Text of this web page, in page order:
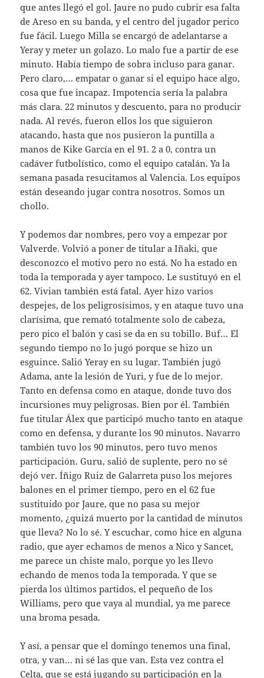
que antes llegó el gol. Jaure no pudo cubrir esa falta
de Areso en su banda, y el centro del jugador perico
fue fácil. Luego Milla se encargó de adelantarse a
Yeray y meter un golazo. Lo malo fue a partir de ese
minuto. Había tiempo de sobra incluso para ganar.
Pero claro,… empatar o ganar si el equipo hace algo,
cosa que fue incapaz. Impotencia sería la palabra
más clara. 22 minutos y descuento, para no producir
nada. Al revés, fueron ellos los que siguieron
atacando, hasta que nos pusieron la puntilla a
manos de Kike García en el 91. 2 a 0, contra un
cadáver futbolístico, como el equipo catalán. Ya la
semana pasada resucitamos al Valencia. Los equipos
están deseando jugar contra nosotros. Somos un
chollo.
Y podemos dar nombres, pero voy a empezar por
Valverde. Volvió a poner de titular a Iñaki, que
desconozco el motivo pero no está. No ha estado en
toda la temporada y ayer tampoco. Le sustituyó en el
62. Vivian también está fatal. Ayer hizo varios
despejes, de los peligrosísimos, y en ataque tuvo una
clarísima, que remató totalmente solo de cabeza,
pero pico el balón y casi se da en su tobillo. Buf… El
segundo tiempo no lo jugó porque se hizo un
esguince. Salió Yeray en su lugar. También jugó
Adama, ante la lesión de Yuri, y fue de lo mejor.
Tanto en defensa como en ataque, donde tuvo dos
incursiones muy peligrosas. Bien por él. También
fue titular Álex que participó mucho tanto en ataque
como en defensa, y durante los 90 minutos. Navarro
también tuvo los 90 minutos, pero tuvo menos
participación. Guru, salió de suplente, pero no sé
dejó ver. Íñigo Ruiz de Galarreta puso los mejores
balones en el primer tiempo, pero en el 62 fue
sustituido por Jaure, que no pasa su mejor
momento, ¿quizá muerto por la cantidad de minutos
que lleva? No lo sé. Y escuchar, como hice en alguna
radio, que ayer echamos de menos a Nico y Sancet,
me parece un chiste malo, porque yo les llevo
echando de menos toda la temporada. Y que se
pierda los últimos partidos, el pequeño de los
Williams, pero que vaya al mundial, ya me parece
una broma pesada.
Y así, a pensar que el domingo tenemos una final,
otra, y van… ni sé las que van. Esta vez contra el
Celta, que se está jugando su participación en la